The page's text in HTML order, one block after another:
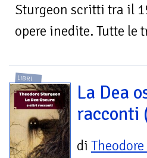
Sturgeon scritti tra il
opere inedite. Tutte le
LIBRI
La Dea
racconti
di